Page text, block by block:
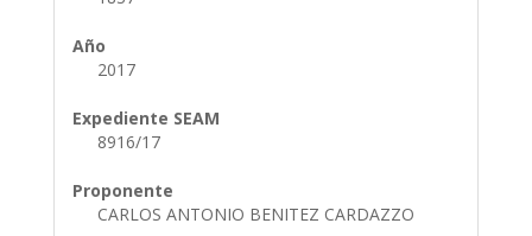
Año
2017
Expediente SEAM
8916/17
Proponente
CARLOS ANTONIO BENITEZ CARDAZZO